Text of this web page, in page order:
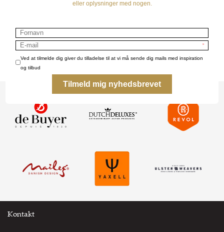
Pakkatræ
Kontakt